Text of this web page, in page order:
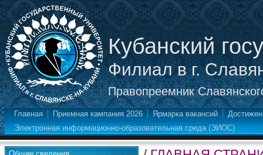
Кубанский
Филиал в г.
Правопреемник
Главная Приемная кампания 2026 Ярмарка вакансий
Электронная информационно-образовательная среда (ЭИОС)